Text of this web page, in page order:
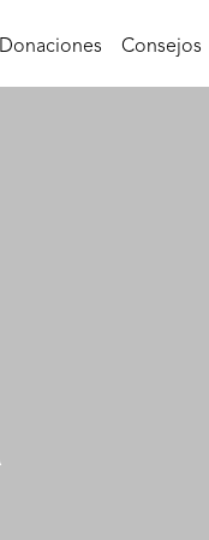
Donaciones Consejos